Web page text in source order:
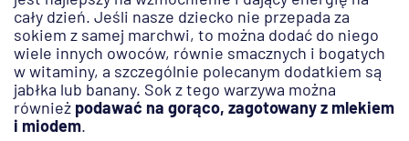
cały dzień. Jeśli nasze dziecko nie przepada za
sokiem z samej marchwi, to można dodać do niego
wiele innych owoców, równie smacznych i bogatych
w witaminy, a szczególnie polecanym dodatkiem są
jabłka lub banany. Sok z tego warzywa można
również podawać na gorąco, zagotowany z mlekiem
i miodem.